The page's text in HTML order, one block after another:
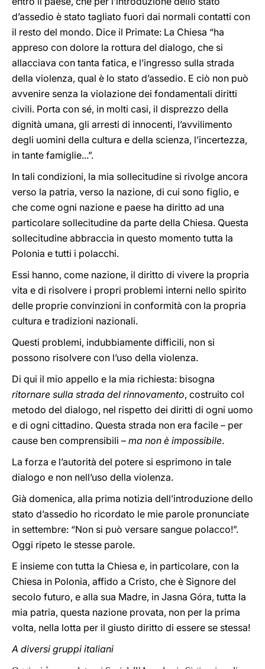
d’assedio è stato tagliato fuori dai normali contatti con
il resto del mondo. Dice il Primate: La Chiesa “ha
appreso con dolore la rottura del dialogo, che si
allacciava con tanta fatica, e l’ingresso sulla strada
della violenza, qual è lo stato d’assedio. E ciò non può
avvenire senza la violazione dei fondamentali diritti
civili. Porta con sé, in molti casi, il disprezzo della
dignità umana, gli arresti di innocenti, l’avvilimento
degli uomini della cultura e della scienza, l’incertezza,
in tante famiglie...”.
In tali condizioni, la mia sollecitudine si rivolge ancora
verso la patria, verso la nazione, di cui sono figlio, e
che come ogni nazione e paese ha diritto ad una
particolare sollecitudine da parte della Chiesa. Questa
sollecitudine abbraccia in questo momento tutta la
Polonia e tutti i polacchi.
Essi hanno, come nazione, il diritto di vivere la propria
vita e di risolvere i propri problemi interni nello spirito
delle proprie convinzioni in conformità con la propria
cultura e tradizioni nazionali.
Questi problemi, indubbiamente difficili, non si
possono risolvere con l’uso della violenza.
Di qui il mio appello e la mia richiesta: bisogna
ritornare sulla strada del rinnovamento, costruito col
metodo del dialogo, nel rispetto dei diritti di ogni uomo
e di ogni cittadino. Questa strada non era facile – per
cause ben comprensibili – ma non è impossibile.
La forza e l’autorità del potere si esprimono in tale
dialogo e non nell’uso della violenza.
Già domenica, alla prima notizia dell’introduzione dello
stato d’assedio ho ricordato le mie parole pronunciate
in settembre: “Non si può versare sangue polacco!”.
Oggi ripeto le stesse parole.
E insieme con tutta la Chiesa e, in particolare, con la
Chiesa in Polonia, affido a Cristo, che è Signore del
secolo futuro, e alla sua Madre, in Jasna Góra, tutta la
mia patria, questa nazione provata, non per la prima
volta, nella lotta per il giusto diritto di essere se stessa!
A diversi gruppi italiani